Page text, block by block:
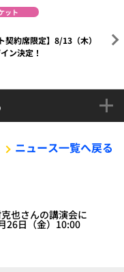
ット
契約席限定】8/13（木）
ン決定！
ニュース一覧へ戻る
也さんの講演会に
26日（金）10:00